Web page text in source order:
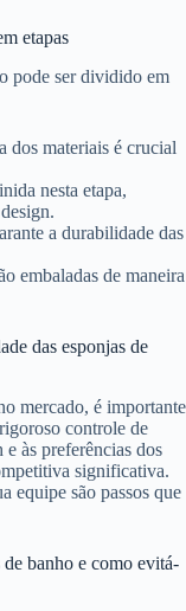
etapas
pode ser dividido em
dos materiais é crucial
nesta etapa,
a durabilidade das
embaladas de maneira
das esponjas de
mercado, é importante
controle de
às preferências dos
significativa.
equipe são passos que
banho e como evitá-